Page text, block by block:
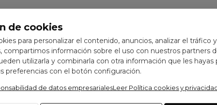
de cookies
para personalizar el contenido, anuncios, analizar el tráfico
compartimos información sobre el uso con nuestros partners
utilizarla y combinarla con otra información que les hayas
preferencias con el botón configuración.
de datos empresarialesLeer Política cookies y
No te pierdas nada